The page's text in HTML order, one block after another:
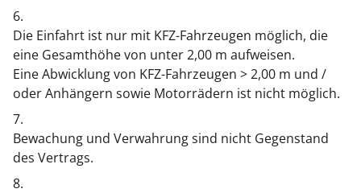
6.
Die Einfahrt ist nur mit KFZ-Fahrzeugen möglich, die
eine Gesamthöhe von unter 2,00 m aufweisen.
Eine Abwicklung von KFZ-Fahrzeugen > 2,00 m und /
oder Anhängern sowie Motorrädern ist nicht möglich.
7.
Bewachung und Verwahrung sind nicht Gegenstand
des Vertrags.
8.